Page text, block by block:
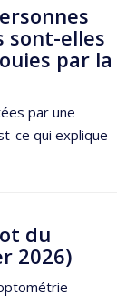
sont-elles
par la
par une
ce qui explique
du
2026)